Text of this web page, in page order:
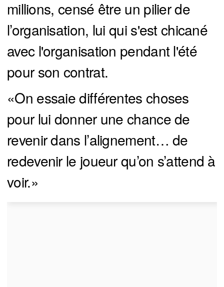
millions, censé être un pilier de
l’organisation, lui qui s'est chicané
avec l'organisation pendant l'été
pour son contrat.
«On essaie différentes choses
pour lui donner une chance de
revenir dans l’alignement… de
redevenir le joueur qu’on s’attend à
voir.»